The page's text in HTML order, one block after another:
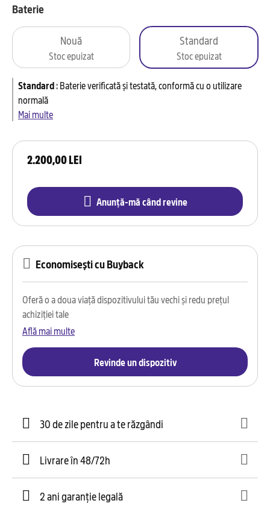
2.200,00 LEI
Anunță-mă când revine
Baterie
Nouă
Stoc epuizat
Standard
Stoc epuizat
Standard:Baterie verificată și testată, conformă cu o utilizare
normală
Mai multe
Economisești cu Buyback
Oferă o a doua viață dispozitivului tău vechi și redu prețul
achiziției tale
Află mai multe
Revinde un dispozitiv
30 de zile pentru a te răzgândi
Livrare în 48/72h
2 ani garanție legală